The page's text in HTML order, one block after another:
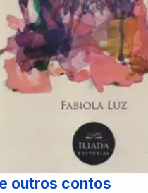
outros contos